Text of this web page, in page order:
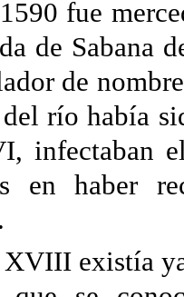
fue
de Sabana
de
río había
infectaban
en haber
existía